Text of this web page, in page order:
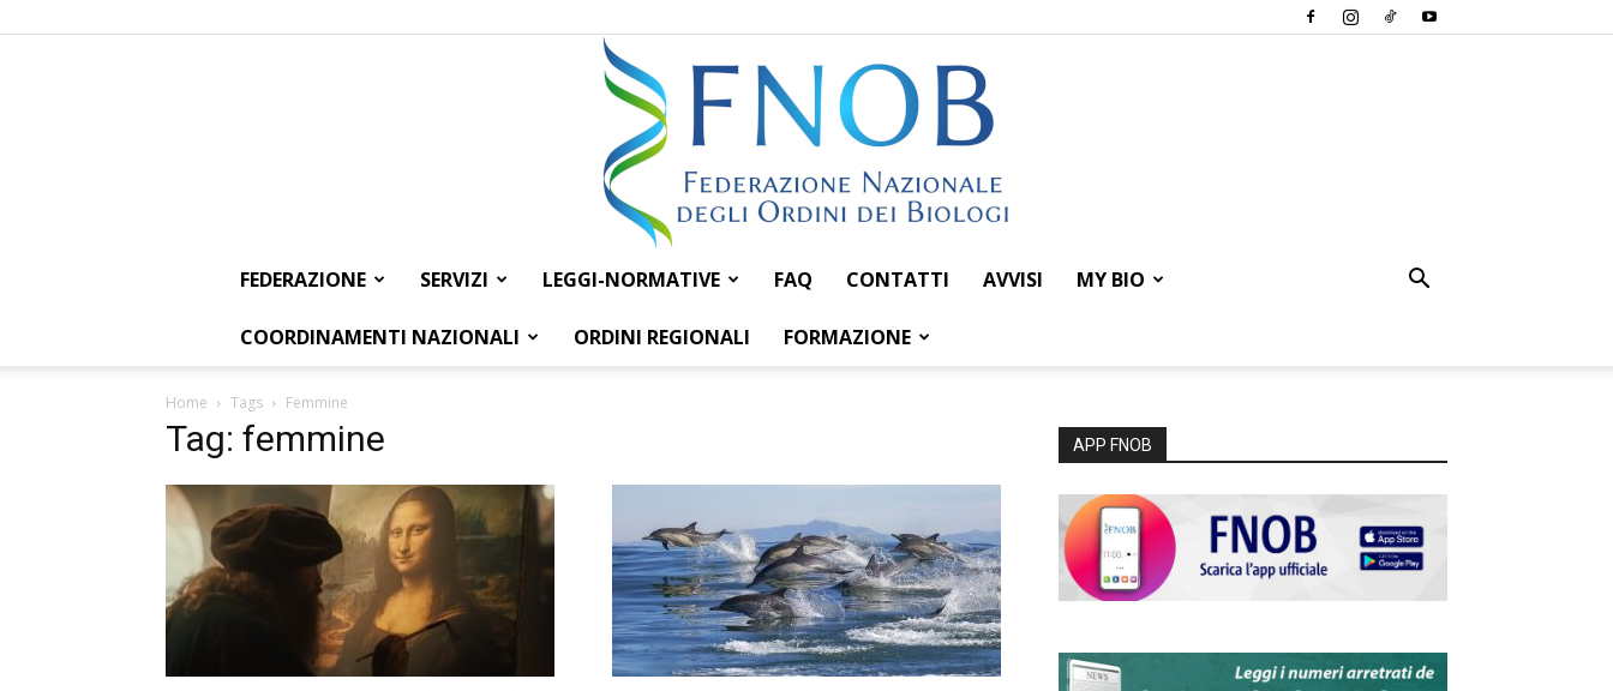
Federazione
Nazionale
degli
FEDERAZIONE SERVIZI LEGGI-NORMATIVE FAQ CONTATTI AVVISI MY BIO
COORDINAMENTI NAZIONALI ORDINI REGIONALI FORMAZIONE
Home Tags Femmine
Tag: femmine APP FNOB